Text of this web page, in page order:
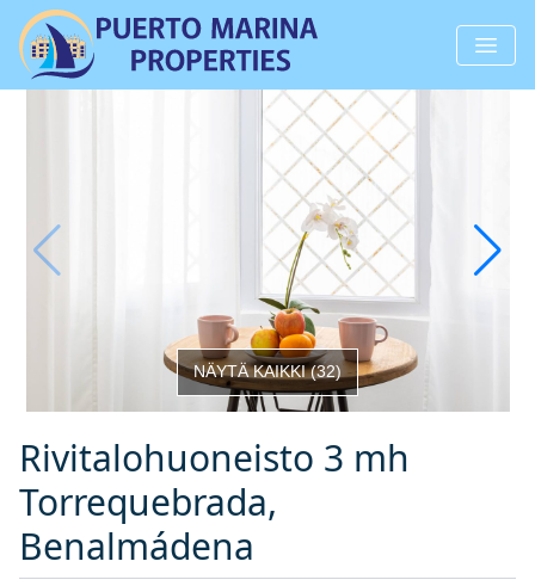
NÄYTÄ KAIKKI(32)
Rivitalohuoneisto 3 mh
Torrequebrada,
Benalmádena